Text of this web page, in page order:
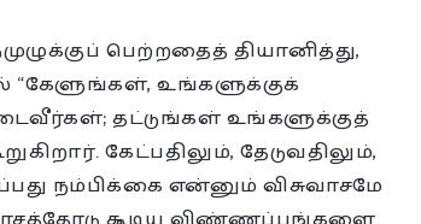
பெற்றதைத் தியானித்து,
“கேளுங்கள், உங்களுக்குக்
தட்டுங்கள் உங்களுக்குத்
கேட்பதிலும், தேடுவதிலும்,
நம்பிக்கை என்னும் விசுவாசமே